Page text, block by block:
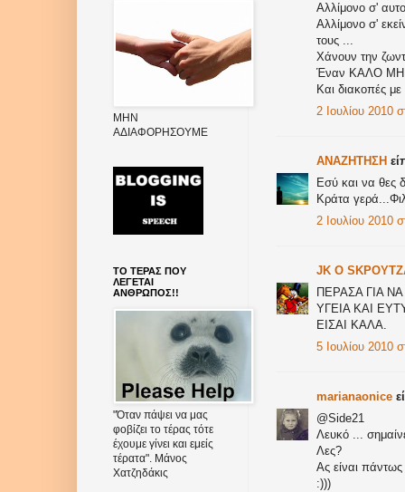
Αλλίμονο σ'
Αλλίμονο σ'
τους ...
Χάνουν την
Έναν ΚΑΛΟ
Και διακοπές
2 Ιουλίου 2010
ANAZHTHΣH
Εσύ και να θες
Κράτα
2 Ιουλίου 2010
JK O
ΠΕΡΑΣΑ ΓΙΑ
ΥΓΕΙΑ ΚΑΙ
ΕΙΣΑΙ ΚΑΛΑ.
5 Ιουλίου 2010
marianaonice
@Side21
Λευκό ...
Λες?
Ας είναι
:)))
ΜΗΝ
ΑΔΙΑΦΟΡΗΣΟΥΜΕ
ΤΟ ΤΕΡΑΣ ΠΟΥ
ΛΕΓΕΤΑΙ
ΑΝΘΡΩΠΟΣ!!
"Όταν πάψει να μας
φοβίζει το τέρας τότε
έχουμε γίνει και εμείς
τέρατα". Μάνος
Χατζηδάκις